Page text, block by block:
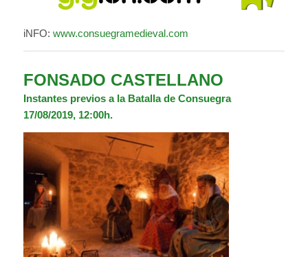
iNFO: www.consuegramedieval.com
FONSADO CASTELLANO
Instantes previos a la Batalla de Consuegra
17/08/2019, 12:00h.